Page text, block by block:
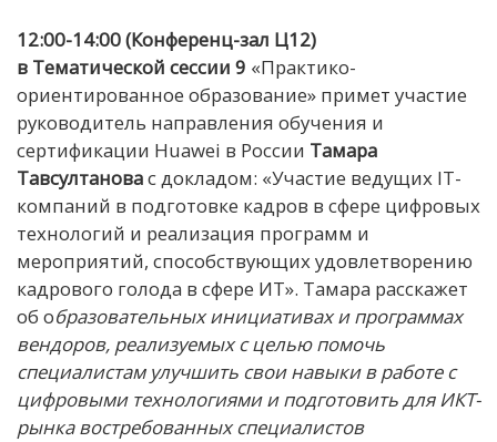
12:00-14:00 (Конференц-зал Ц12)
в Тематической сессии 9 «Практико-
ориентированное образование» примет участие
руководитель направления обучения и
сертификации Huawei в России Тамара
Тавсултановас докладом: «Участие ведущих IT-
компаний в подготовке кадров в сфере цифровых
технологий и реализация программ и
мероприятий, способствующих удовлетворению
кадрового голода в сфере ИТ». Тамара расскажет
об образовательных инициативах и программах
вендоров, реализуемых с целью помочь
специалистам улучшить свои навыки в работе с
цифровыми технологиями и подготовить для ИКТ-
рынка востребованных специалистов